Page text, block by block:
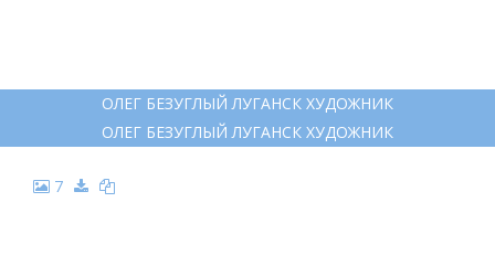
ОЛЕГ БЕЗУГЛЫЙ ЛУГАНСК ХУДОЖНИК
ОЛЕГ БЕЗУГЛЫЙ ЛУГАНСК ХУДОЖНИК
7